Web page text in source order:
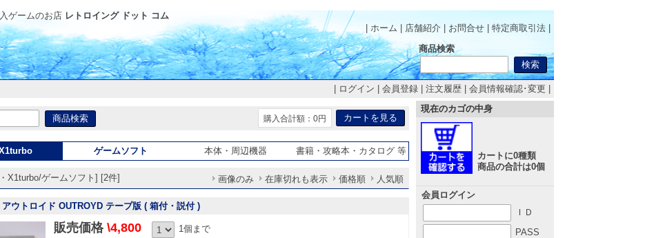
ゲームのお店 レトロイング ドット コム
| ホーム
店舗紹介 お問合せ 特定商取引法
商品検索
ログイン 会員登録 注文履歴 会員情報確認･変更
購入合計額：0円
ゲームソフト 本体・周辺機器 書籍・攻略本・カタログ 等
X1turbo/ゲームソフト] [2件] 画像のみ 在庫切れも表示 価格順 人気順
ウトロイド OUTROYD テープ版 ( 箱付・説付 )
販売価格 \4,800 1個まで
現在のカゴの中身
カートに0種類
商品の合計は0個
会員ログイン
ＩＤ
PASS